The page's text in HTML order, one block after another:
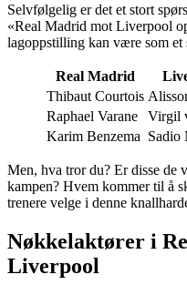
Selvfølgelig er det et stort
«Real Madrid mot Liverpool
lagoppstilling kan være som et
Real Madrid
Thibaut Courtois
Raphael Varane
Virgil
Karim Benzema Sadio
Men, hva tror du? Er disse de
kampen? Hvem kommer til å
trenere velge i denne
Nøkkelaktører i
Liverpool